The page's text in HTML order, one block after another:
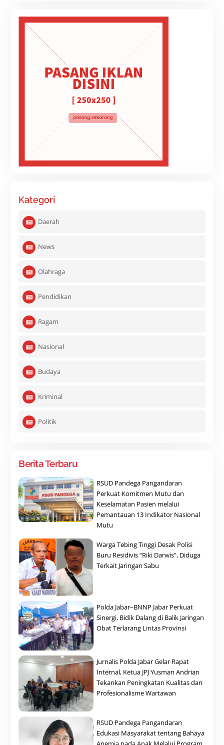
Kategori
Daerah
News
Olahraga
Pendidikan
Ragam
Nasional
Budaya
Kriminal
Politik
Berita Terbaru
RSUD Pandega Pangandaran
Perkuat Komitmen Mutu dan
Keselamatan Pasien melalui
Pemantauan 13 Indikator Nasional
Mutu
Warga Tebing Tinggi Desak Polisi
Buru Residivis “Riki Darwis”, Diduga
Terkait Jaringan Sabu
Polda Jabar–BNNP Jabar Perkuat
Sinergi, Bidik Dalang di Balik Jaringan
Obat Terlarang Lintas Provinsi
Jurnalis Polda Jabar Gelar Rapat
Internal, Ketua JPJ Yusman Andrian
Tekankan Peningkatan Kualitas dan
Profesionalisme Wartawan
RSUD Pandega Pangandaran
Edukasi Masyarakat tentang Bahaya